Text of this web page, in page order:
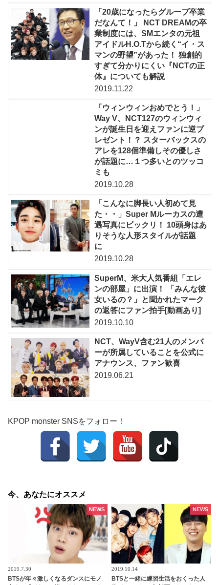
「20歳になったらグループ卒業
だなんて！」 NCT DREAMの卒
業制度には、SMエンタの元祖
アイドルH.O.Tから続く“イ・ス
マンの野望”があった！ 独創的
すぎて分かりにくい『NCTの正
体』についても解説
2019.11.22
「ウィンウィンおめでとう！」
Way V、NCT127のウィンウィ
ンが誕生日を迎えファンに逆プ
レゼント！？ スターバックスの
アレを128個準備しその優しさ
が話題に…１つ多いとのツッコ
ミも
2019.10.28
「こんなに脚長い人初めて見
た・・」Super Mルーカスの遭
遇写真にビックリ！ 10頭身はあ
りそうな人形スタイルが話題
に
2019.10.28
SuperM、米大人気番組「エレ
ンの部屋」に出演！ 「みんな彼
女いるの？」と聞かれたマーク
の返答にファン拍手[動画あり]
2019.10.10
NCT、WayV含む21人のメンバ
ーが所属していることを公式に
アナウンス、ファン歓喜
2019.06.21
KPOP monster SNSをフォロー！
今、あなたにオススメ
2019.7.30
BTSが年々激しくなるダンスにモノ
NEWS
2019.10.14
BTSと一緒に練習生活をおくった人
NEWS